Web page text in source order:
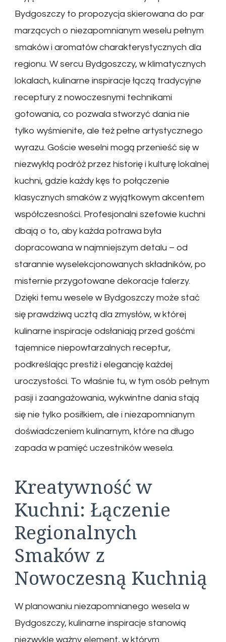
Bydgoszczy to propozycja skierowana do par
marzących o niezapomnianym weselu pełnym
smaków i aromatów charakterystycznych dla
regionu. W sercu Bydgoszczy, w klimatycznych
lokalach, kulinarne inspiracje łączą tradycyjne
receptury z nowoczesnymi technikami
gotowania, co pozwala stworzyć dania nie
tylko wyśmienite, ale też pełne artystycznego
wyrazu. Goście weselni mogą przenieść się w
niezwykłą podróż przez historię i kulturę lokalnej
kuchni, gdzie każdy kęs to połączenie
klasycznych smaków z wyjątkowym akcentem
współczesności. Profesjonalni szefowie kuchni
dbają o to, aby każda potrawa była
dopracowana w najmniejszym detalu – od
starannie wyselekcjonowanych składników, po
misternie przygotowane dekoracje talerzy.
Dzięki temu wesele w Bydgoszczy może stać
się prawdziwą ucztą dla zmysłów, w której
kulinarne inspiracje odsłaniają przed gośćmi
tajemnice niepowtarzalnych receptur,
podkreślając prestiż i elegancję każdej
uroczystości. To właśnie tu, w tym osób pełnym
pasji i zaangażowania, wykwintne dania stają
się nie tylko posiłkiem, ale i niezapomnianym
doświadczeniem kulinarnym, które na długo
zapada w pamięć uczestników wesela.
Kreatywność w
Kuchni: Łączenie
Regionalnych
Smaków z
Nowoczesną Kuchnią
W planowaniu niezapomnianego wesela w
Bydgoszczy, kulinarne inspiracje stanowią
niezwykle ważny element, w którym